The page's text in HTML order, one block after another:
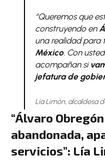
“Queremos que
construyendo en
una realidad para
México. Con
acompañan si
jefatura de
Lía Limón, alcaldesa
“Álvaro
abandonada,
servicios”: Lía